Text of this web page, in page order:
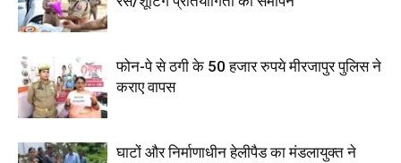
फोन-पे से ठगी के 50 हजार रुपये मीरजापुर पुलिस ने
कराए वापस
घाटों और निर्माणाधीन हेलीपैड का मंडलायुक्त ने